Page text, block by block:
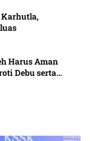
Harus Aman
Debu serta